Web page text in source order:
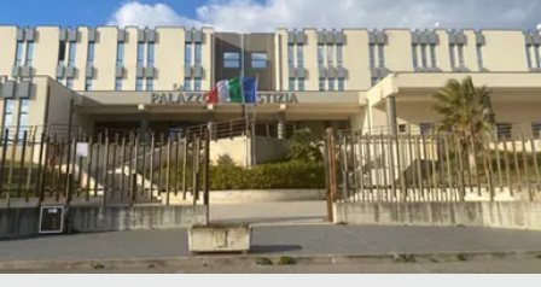
Lacplay.it
Lactv.it
Laconair.it
Lacitymag.it
Lacapitalenews.it